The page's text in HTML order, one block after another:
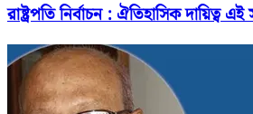
রাষ্ট্রপতি নির্বাচন : ঐতিহাসিক দায়িত্ব